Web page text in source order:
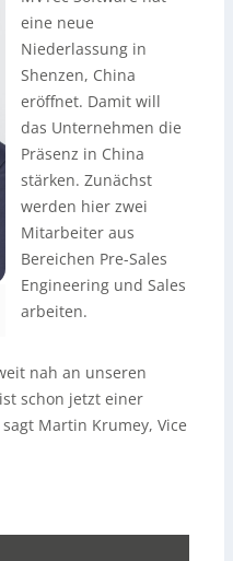
eine neue
Niederlassung in
Shenzen, China
eröffnet. Damit will
das Unternehmen die
Präsenz in China
stärken. Zunächst
werden hier zwei
Mitarbeiter aus
Bereichen Pre-Sales
Engineering und Sales
arbeiten.
nah an unseren
schon jetzt einer
Martin Krumey, Vice